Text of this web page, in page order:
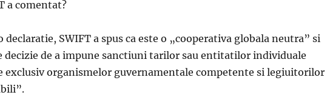
a comentat?
SWIFT a spus ca este o „cooperativa globala neutra” si
decizie de a impune sanctiuni tarilor sau entitatilor individuale
exclusiv organismelor guvernamentale competente si legiuitorilor